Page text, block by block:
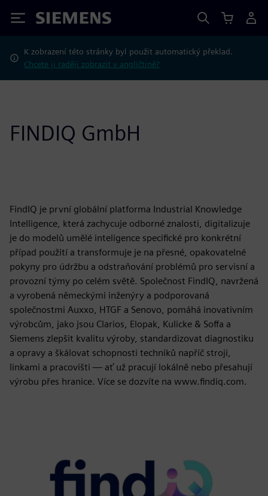
Siemens
K zobrazení této stránky byl použit automatický překlad.
Chcete ji raději zobrazit v angličtině?
FINDIQ GmbH
FindIQ je první globální platforma Industrial Knowledge
Intelligence, která zachycuje odborné znalosti, digitalizuje
je do modelů umělé inteligence specifické pro konkrétní
případ použití a transformuje je na přesné, opakovatelné
pokyny pro údržbu a odstraňování problémů pro servisní a
provozní týmy po celém světě. Společnost FindIQ, navržená
a vyrobená německými inženýry a podporovaná
společnostmi Auxxo, HTGF a Senovo, pomáhá inovativním
výrobcům, jako jsou Clarios, Elopak, Kulicke & Soffa a
Siemens zlepšit kvalitu výroby, standardizovat diagnostiku
a opravy a škálovat schopnosti techniků napříč stroji,
linkami a pracovišti — ať už pracují lokálně nebo přesahují
výrobu přes hranice. Více se dozvíte na www.findiq.com.